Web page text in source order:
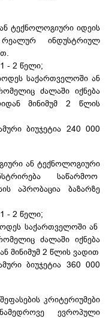
ტექნოლოგიური იდეის
ინდუსტრიულ
- 2 წელი;
საქართველოში ან
ძალაში იქნება
მინიმუმ 2 წლის
ბიუჯეტია 240 000
ან ტექნოლოგიური
საწარმოო
აპრობაცია ბაზარზე
- 2 წელი;
საქართველოში ან
ძალაში იქნება
მინიმუმ 2 წლის ვადით
ბიუჯეტია 360 000
კრიტერიუმები
ევროპული